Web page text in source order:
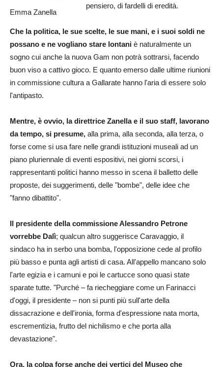
Emma Zanella
pensiero, di fardelli di eredità.
Che la politica, le sue scelte, le sue mani, e i suoi soldi ne
possano e ne vogliano stare lontani è naturalmente un
sogno cui anche la nuova Gam non potrà sottrarsi, facendo
buon viso a cattivo gioco. E quanto emerso dalle ultime riunioni
in commissione cultura a Gallarate hanno l'aria di essere solo
l'antipasto.
Mentre, è ovvio, la direttrice Zanella e il suo staff, lavorano
da tempo, si presume, alla prima, alla seconda, alla terza, o
forse come si usa fare nelle grandi istituzioni museali ad un
piano pluriennale di eventi espositivi, nei giorni scorsi, i
rappresentanti politici hanno messo in scena il balletto delle
proposte, dei suggerimenti, delle "bombe", delle idee che
"fanno dibattito".
Il presidente della commissione Alessandro Petrone
vorrebbe Dalì; qualcun altro suggerisce Caravaggio, il
sindaco ha in serbo una bomba, l'opposizione cede al profilo
più basso e punta agli artisti di casa. All'appello mancano solo
l'arte egizia e i camuni e poi le cartucce sono quasi state
sparate tutte. "Purché – fa riecheggiare come un Farinacci
d'oggi, il presidente – non si punti più sull'arte della
dissacrazione e dell'ironia, forma d'espressione nata morta,
escrementizia, frutto del nichilismo e che porta alla
devastazione".
Ora, la colpa forse anche dei vertici del Museo che